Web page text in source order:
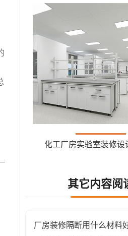
化工厂房实验室装修设
其它内容阅
厂房装修隔断用什么材料